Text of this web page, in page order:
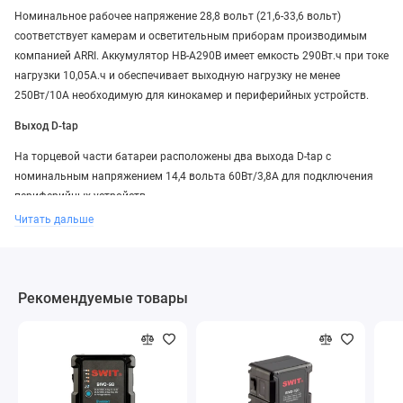
Номинальное рабочее напряжение 28,8 вольт (21,6-33,6 вольт)
соответствует камерам и осветительным приборам производимым
компанией ARRI. Аккумулятор HB-A290B имеет емкость 290Вт.ч при токе
нагрузки 10,05А.ч и обеспечивает выходную нагрузку не менее
250Вт/10А необходимую для кинокамер и периферийных устройств.
Выход D-tap
На торцевой части батареи расположены два выхода D-tap с
номинальным напряжением 14,4 вольта 60Вт/3,8А для подключения
периферийных устройств.
Выход питания USB-A 10Вт
к USB-A разъему и HB-A290B будет заряжать подключенное устройство.
Вы можете использовать HB-A290B для автономного питания ноутбука
или планшета с портом USB-C. Аккумулятор обеспечивает выходное
напряжение 5В/3А, 9В/3А, 12В/3А, 15В/3В и 20В/3А с поддержкой
Читать дальше
Рекомендуемые товары